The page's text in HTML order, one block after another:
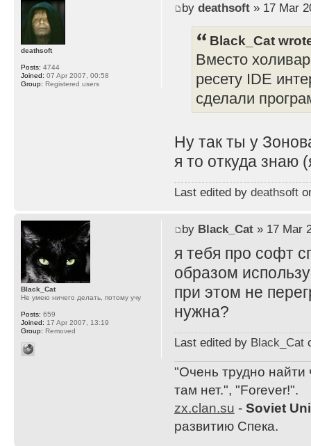
by deathsoft» 17 Mar
Black_Cat
Вместо
ресету IDE
сделали
Ну так ты у
я то откуда знаю
Last edited by deathsoft
deathsoft
Posts: 4744
Joined: 07 Apr 2007, 00:58
Group: Registered users
by Black_Cat» 17 Mar
я тебя про софт
образом
при этом не
нужна?
Last edited by Black_Cat
"Очень трудно найти
там нет.", "Forever!".
zx.clan.su - Soviet
развитию Спека.
Black_Cat
Не умею ничего делать, потому учу
Posts: 659
Joined: 17 Apr 2007, 13:19
Group: Removed